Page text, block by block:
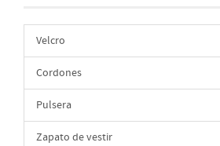
Velcro
Cordones
Pulsera
Zapato de vestir